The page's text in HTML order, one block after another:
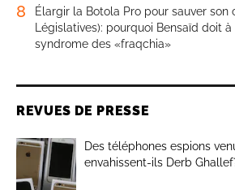
8
Élargir la Botola Pro pour sauver son
Législatives): pourquoi Bensaïd doit
syndrome des «fraqchia»
REVUES DE PRESSE
Des téléphones espions
envahissent-ils Derb